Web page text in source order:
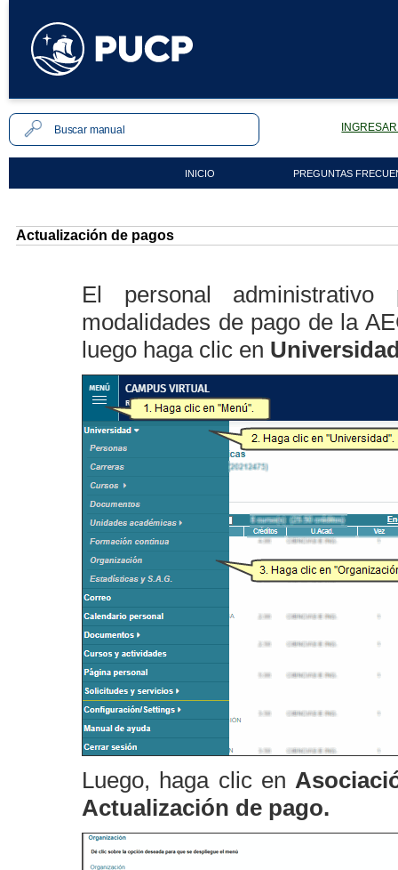
INICIO PREGUNTAS
Actualización de pagos
El personal
modalidades de pago de la
luego haga clic en
Luego, haga clic en
Actualización de pago.